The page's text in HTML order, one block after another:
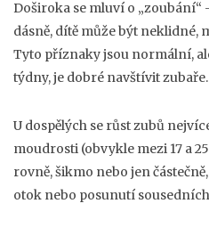
Doširoka se mluví o
dásně, dítě může být neklidné,
Tyto příznaky jsou normální,
týdny, je dobré navštívit zubaře.
U dospělých se růst zubů
moudrosti (obvykle mezi 17 a
rovně, šikmo nebo jen
otok nebo posunutí